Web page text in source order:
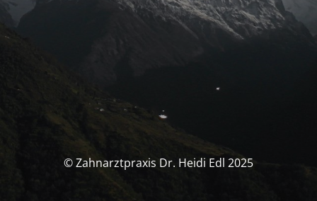
© Zahnarztpraxis Dr. Heidi Edl 2025